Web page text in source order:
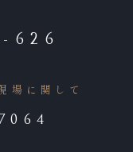
626
場に関して